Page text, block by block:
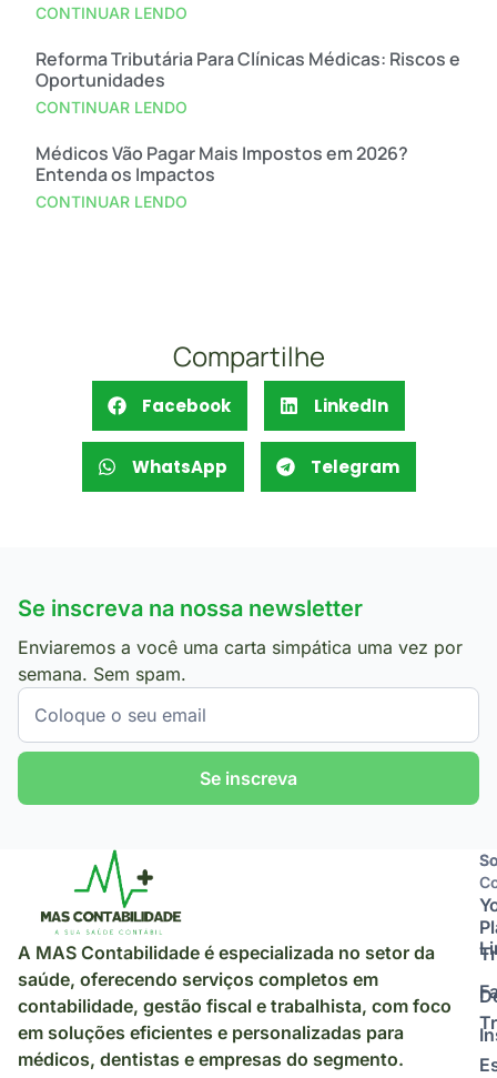
CONTINUAR LENDO
Reforma Tributária Para Clínicas Médicas: Riscos e
Oportunidades
CONTINUAR LENDO
Médicos Vão Pagar Mais Impostos em 2026?
Entenda os Impactos
CONTINUAR LENDO
Compartilhe
Facebook LinkedIn
WhatsApp Telegram
Se inscreva na nossa newsletter
Enviaremos a você uma carta simpática uma vez por
semana. Sem spam.
Se inscreva
A MAS Contabilidade é especializada no setor da
saúde, oferecendo serviços completos em
contabilidade, gestão fiscal e trabalhista, com foco
em soluções eficientes e personalizadas para
médicos, dentistas e empresas do segmento.